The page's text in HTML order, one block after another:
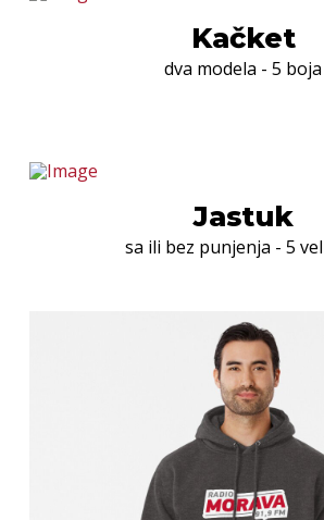
Kačket
dva modela - 5 boja
Jastuk
sa ili bez punjenja - 5